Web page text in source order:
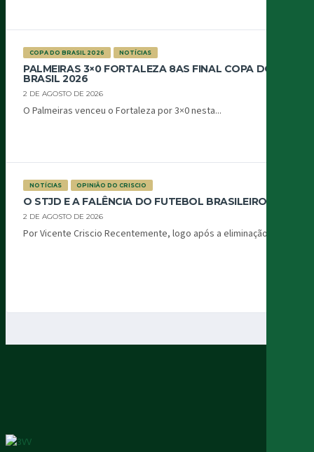
COPA DO BRASIL 2026 NOTÍCIAS
PALMEIRAS 3×0 FORTALEZA 8AS FINAL COPA DO
BRASIL 2026
2 DE AGOSTO DE 2026
O Palmeiras venceu o Fortaleza por 3×0 nesta...
NOTÍCIAS OPINIÃO DO CRISCIO
O STJD E A FALÊNCIA DO FUTEBOL BRASILEIRO
2 DE AGOSTO DE 2026
Por Vicente Criscio Recentemente, logo após a eliminação...